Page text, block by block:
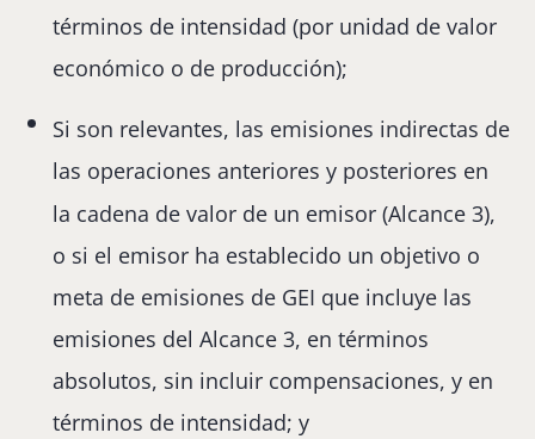
términos de intensidad (por unidad de valor
económico o de producción);
Si son relevantes, las emisiones indirectas de
las operaciones anteriores y posteriores en
la cadena de valor de un emisor (Alcance 3),
o si el emisor ha establecido un objetivo o
meta de emisiones de GEI que incluye las
emisiones del Alcance 3, en términos
absolutos, sin incluir compensaciones, y en
términos de intensidad; y